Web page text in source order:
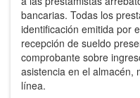
bancarias. Todas los
identificación emitida por
recepción de sueldo
comprobante sobre
asistencia en el almacén,
línea.